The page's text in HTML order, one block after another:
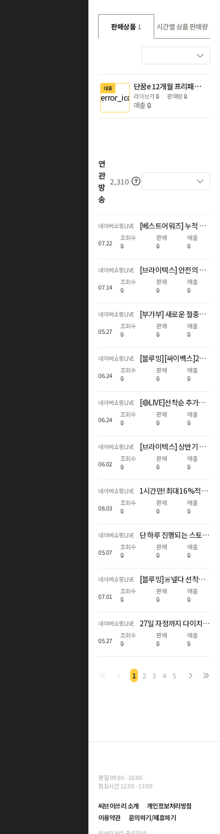
판매상품 1 시간별 상품 판매량
대표 단꿈e 12개월 프리패스 강의+교재 마스터 패키지
라이브가🔒 판매량🔒
매출 🔒
연
관
방
송
2,310
네이버쇼핑LIVE [베스트어워즈] 누적 600회 수상 기념 하반기 첫 최대 혜택 LIVE
07.22
조회수
🔒
판매
🔒
매출
🔒
네이버쇼핑LIVE [브라이텍스] 안전의 기준, 60주년 특집 쇼핑LIVE
07.14
조회수
🔒
판매
🔒
매출
🔒
네이버쇼핑LIVE [부가부] 새로운 절충형 스트롤러 런칭 라이브
05.27
조회수
🔒
판매
🔒
매출
🔒
네이버쇼핑LIVE [블루밍][싸이벡스]26년 ADAC 1위! NEW 제로나Ti 론칭LIVE
06.24
조회수
🔒
판매
🔒
매출
🔒
네이버쇼핑LIVE [🔴LIVE]선착순 추가할인+최대17%적립!역대급 하기스 브랜드데이🎈
06.24
조회수
🔒
판매
🔒
매출
🔒
네이버쇼핑LIVE [브라이텍스] 상반기 결산, WINNERS FAIR
06.02
조회수
🔒
판매
🔒
매출
🔒
네이버쇼핑LIVE 1시간만! 최대16%적립🌊휴가지원 왔썸머🌊
08.03
조회수
🔒
판매
🔒
매출
🔒
네이버쇼핑LIVE 단 하루 진행되는 스토케 네이버 단독 신제품 라이브 혜택 최대 11%!
05.07
조회수
🔒
판매
🔒
매출
🔒
네이버쇼핑LIVE [블루밍]🚨넾다 선착순 추가할인+최대17%적립! 하기스 멤버십데이🌟
07.01
조회수
🔒
판매
🔒
매출
🔒
네이버쇼핑LIVE 27일 자정까지 다이치 카시트&통풍시트&침대 베스트셀러 최대 58% 혜택
05.27
조회수
🔒
판매
🔒
매출
🔒
1 2 3 4 5
평일 09:00 - 18:00
점심시간 12:00 - 13:00
씨브이쓰리 소개
개인정보처리방침
이용약관
문의하기/제휴하기